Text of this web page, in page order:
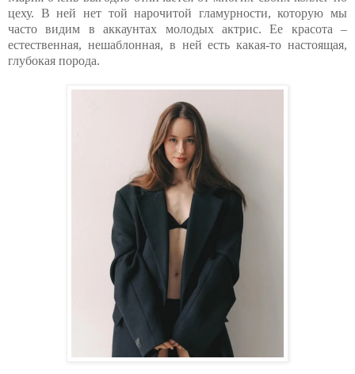
цеху. В ней нет той нарочитой гламурности, которую мы
часто видим в аккаунтах молодых актрис. Ее красота –
естественная, нешаблонная, в ней есть какая-то настоящая,
глубокая порода.